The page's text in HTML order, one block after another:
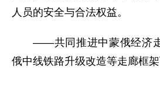
人员的安全与合法权益。
——共同推进中蒙俄经济
俄中线铁路升级改造等走廊框架